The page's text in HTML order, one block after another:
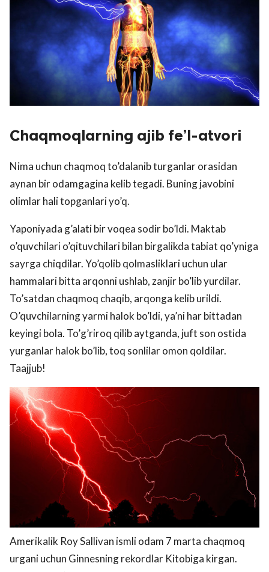
Chaqmoqlarning ajib fe’l-atvori
Nima uchun chaqmoq to’dalanib turganlar orasidan
aynan bir odamgagina kelib tegadi. Buning javobini
olimlar hali topganlari yo’q.
Yaponiyada g’alati bir voqea sodir bo’ldi. Maktab
o’quvchilari o’qituvchilari bilan birgalikda tabiat qo’yniga
sayrga chiqdilar. Yo’qolib qolmasliklari uchun ular
hammalari bitta arqonni ushlab, zanjir bo’lib yurdilar.
To’satdan chaqmoq chaqib, arqonga kelib urildi.
O’quvchilarning yarmi halok bo’ldi, ya’ni har bittadan
keyingi bola. To’g’riroq qilib aytganda, juft son ostida
yurganlar halok bo’lib, toq sonlilar omon qoldilar.
Taajjub!
Amerikalik Roy Sallivan ismli odam 7 marta chaqmoq
urgani uchun Ginnesning rekordlar Kitobiga kirgan.